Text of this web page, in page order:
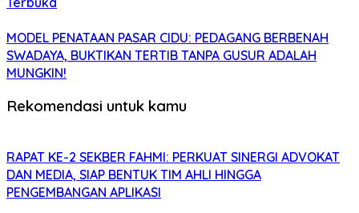
MODEL PENATAAN PASAR CIDU: PEDAGANG BERBENAH
SWADAYA, BUKTIKAN TERTIB TANPA GUSUR ADALAH
MUNGKIN!
Rekomendasi untuk kamu
RAPAT KE-2 SEKBER FAHMI: PERKUAT SINERGI ADVOKAT
DAN MEDIA, SIAP BENTUK TIM AHLI HINGGA
PENGEMBANGAN APLIKASI